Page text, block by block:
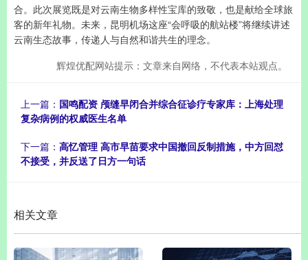
合。此次展览既是对云南生物多样性宝库的致敬，也是献给全球旅
客的新年礼物。未来，昆明机场这座“会呼吸的航站楼”将继续讲述
云南生态故事，传递人与自然和谐共生的理念。
辉煌优配网站提示：文章来自网络，不代表本站观点。
上一篇： 国鸣配资 颅缝早闭合并综合征诊疗专家库：上海处理
复杂病例的权威医生名单
下一篇： 高忆管理 高市早苗要求中国撤回反制措施，中方回怼
不接受，并反送了日方一句话
相关文章